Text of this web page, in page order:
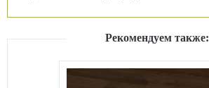
Рекомендуем также: